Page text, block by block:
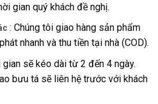
gian quý khách đề nghị.
: Chúng tôi giao hàng sản phẩm
nhanh và thu tiền tại nhà (COD).
gian sẽ kéo dài từ 2 đến 4 ngày.
bưu tá sẽ liên hệ trước với khách